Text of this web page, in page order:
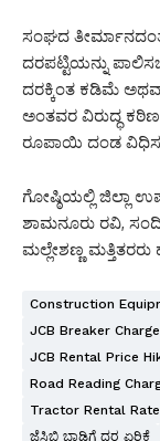
ಸಂಘದ
ದರಪಟ್ಟಿಯನ್ನು
ದರಕ್ಕಿಂತ ಕಡಿಮೆ
ಅಂತವರ ವಿರುದ್ಧ ಕಠಿಣ
ರೂಪಾಯಿ ದಂಡ
ಗೋಷ್ಠಿಯಲ್ಲಿ ಜಿಲ್ಲಾ
ಶಾಮನೂರು ರವಿ,
ಮಲ್ಲೇಶಣ್ಣ ಮತ್ತಿತರರು
Construction
JCB Breaker
JCB Rental Price
Road Reading
Tractor Rental
ಜೆಸಿಬಿ ಬಾಡಿಗೆ ದರ ಏರಿಕೆ